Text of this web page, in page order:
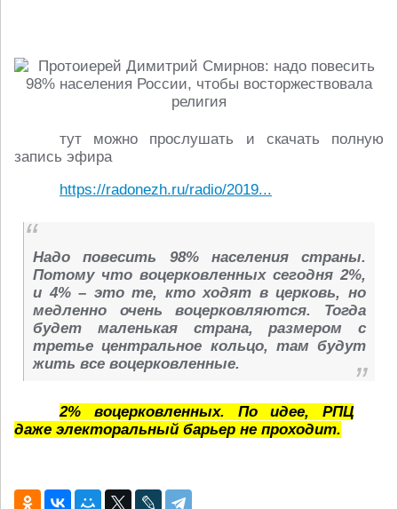
тут можно прослушать и скачать полную
запись эфира
https://radonezh.ru/radio/2019...
Надо повесить 98% населения страны.
Потому что воцерковленных сегодня 2%,
и 4% – это те, кто ходят в церковь, но
медленно очень воцерковляются. Тогда
будет маленькая страна, размером с
третье центральное кольцо, там будут
жить все воцерковленные.
2% воцерковленных. По идее, РПЦ
даже электоральный барьер не проходит.